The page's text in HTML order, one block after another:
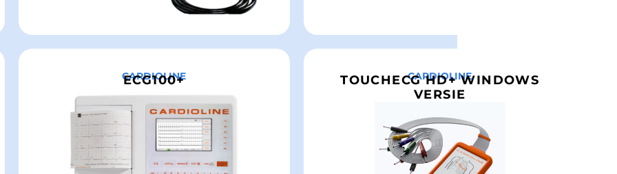
CARDIOLINE
ECG100+ CARDIOLINE
TOUCHECG HD+ WINDOWS
VERSIE